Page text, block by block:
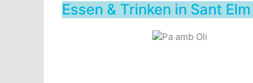
Essen & Trinken in Sant Elm